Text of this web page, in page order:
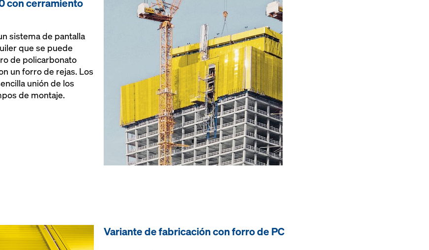
con cerramiento
sistema de pantalla
que se puede
de policarbonato
un forro de rejas. Los
unión de los
de montaje.
Variante de fabricación con forro de PC